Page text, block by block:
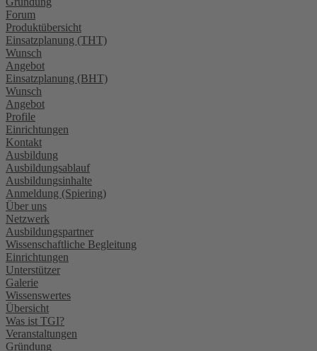
Forum
Produktübersicht
Einsatzplanung (THT)
Wunsch
Angebot
Einsatzplanung (BHT)
Wunsch
Angebot
Profile
Einrichtungen
Kontakt
Ausbildung
Ausbildungsablauf
Ausbildungsinhalte
Anmeldung (Spiering)
Über uns
Netzwerk
Ausbildungspartner
Wissenschaftliche Begleitung
Einrichtungen
Unterstützer
Galerie
Wissenswertes
Übersicht
Was ist TGI?
Veranstaltungen
Gründung